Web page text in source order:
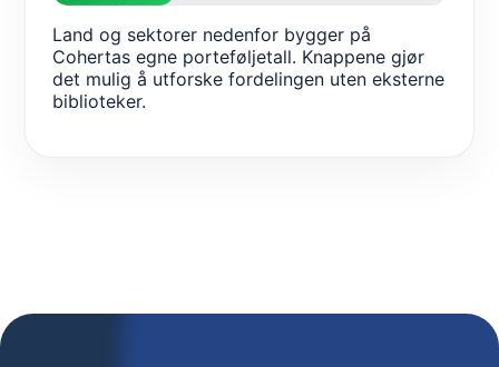
Land og sektorer nedenfor bygger på
Cohertas egne porteføljetall. Knappene gjør
det mulig å utforske fordelingen uten eksterne
biblioteker.